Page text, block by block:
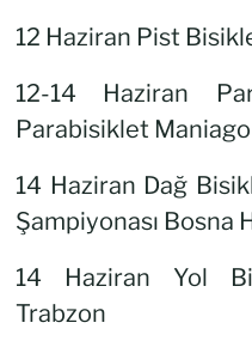
12 Haziran Pist
12-14 Haziran
Parabisiklet
14 Haziran Dağ
Şampiyonası Bosna
14 Haziran Yol
Trabzon